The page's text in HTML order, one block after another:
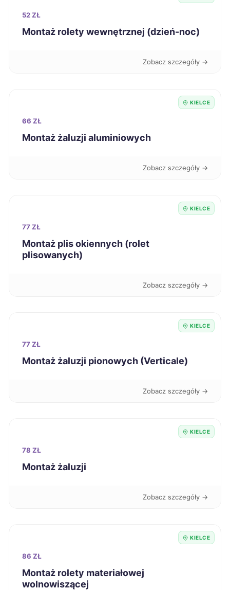
52 ZŁ
Montaż rolety wewnętrznej (dzień-noc)
Zobacz szczegóły →
KIELCE
66 ZŁ
Montaż żaluzji aluminiowych
Zobacz szczegóły →
KIELCE
77 ZŁ
Montaż plis okiennych (rolet
plisowanych)
Zobacz szczegóły →
KIELCE
77 ZŁ
Montaż żaluzji pionowych (Verticale)
Zobacz szczegóły →
KIELCE
78 ZŁ
Montaż żaluzji
Zobacz szczegóły →
KIELCE
86 ZŁ
Montaż rolety materiałowej
wolnowiszącej